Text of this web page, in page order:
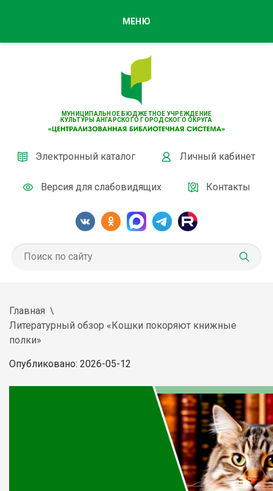
МУНИЦИПАЛЬНОЕ БЮДЖЕТНОЕ УЧРЕЖДЕНИЕ
КУЛЬТУРЫ АНГАРСКОГО ГОРОДСКОГО ОКРУГА
Электронный каталог Личный кабинет
Версия для слабовидящих Контакты
МЕНЮ
Главная
Литературный обзор «Кошки покоряют книжные
полки»
Опубликовано: 2026-05-12